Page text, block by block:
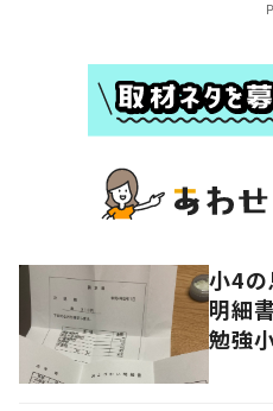
小4の
明細
勉強